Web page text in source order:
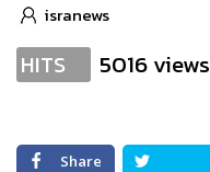
isranews
HITS 5016 views
Share